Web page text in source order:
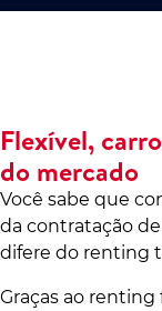
Flexível,
do mercado
Você sabe que
da contratação
difere do renting
Graças ao renting